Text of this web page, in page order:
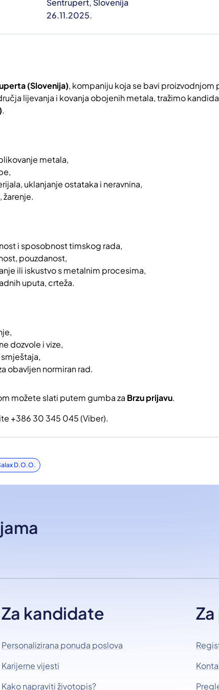
Šentrupert, Slovenija
26.11.2025.
(Slovenija), kompaniju koja se bavi proizvodnjom
lijevanja i kovanja obojenih metala, tražimo
.
metala,
uklanjanje ostataka i neravnina,
žarenje.
i sposobnost timskog rada,
pouzdanost,
ili iskustvo s metalnim procesima,
uputa, crteža.
dozvole i vize,
obavljen normiran rad.
možete slati putem gumba za Brzu prijavu.
+386 30 345 045 (Viber).
D.o.o.
Za kandidate
Personalizirana ponuda poslova
Karijerne vijesti
Kako napraviti životopis?